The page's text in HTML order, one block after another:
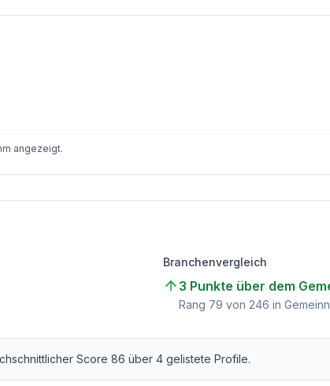
angezeigt.
Branchenvergleich
3 Punkte über dem
Rang 79 von 246 in
Score 86 über 4 gelistete Profile.